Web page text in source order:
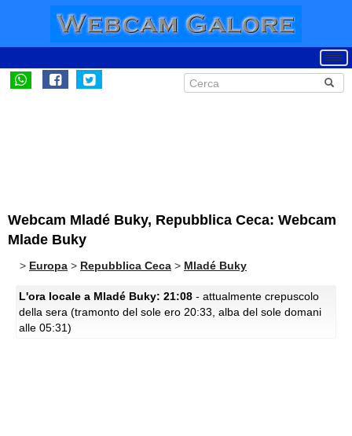
Webcam Mladé Buky, Repubblica Ceca: Webcam
Mlade Buky
> Europa > Repubblica Ceca > Mladé Buky
L'ora locale a Mladé Buky: 21:08 - attualmente crepuscolo
della sera (tramonto del sole ero 20:33, alba del sole domani
alle 05:31)